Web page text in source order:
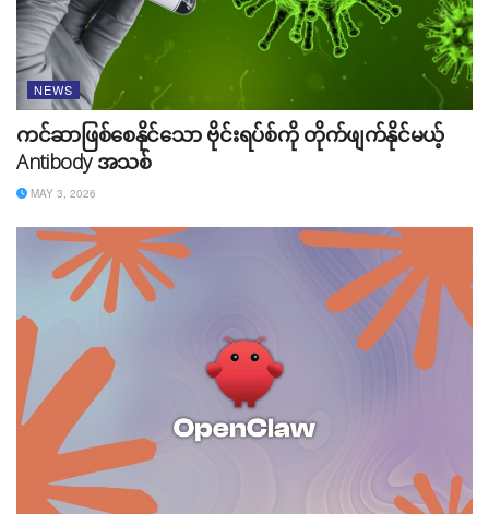
ပြုလုပ်ခဲ့ပါသေးတယ်။ ပြီးခဲ့တဲ့ နှစ်တုန်းက YouTube ရဲ့ ပြော
ပြချက်အရ Music နဲ့ Premium ကမ်းလှမ်းမှုမှ Suscribers
သန်း (၈၀) ကျော်အထိ ရရှိခဲ့ကြောင်း သိရပါတယ်။
Source: TechCrunch
Tags: news youtube
NEWS
ကင်ဆာဖြစ်စေနိုင်သော ဗိုင်းရပ်စ်ကို တိုက်ဖျက်နိုင်မယ့်
Antibody အသစ်
MAY 3, 2026